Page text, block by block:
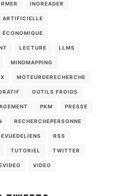
INOREADER
ARTIFICIELLE
ÉCONOMIQUE
LECTURE LLMS
MINDMAPPING
MOTEURDERECHERCHE
OUTILS FROIDS
PKM PRESSE
RECHERCHEPERSONNE
RSS
TUTORIEL TWITTER
VIDEO